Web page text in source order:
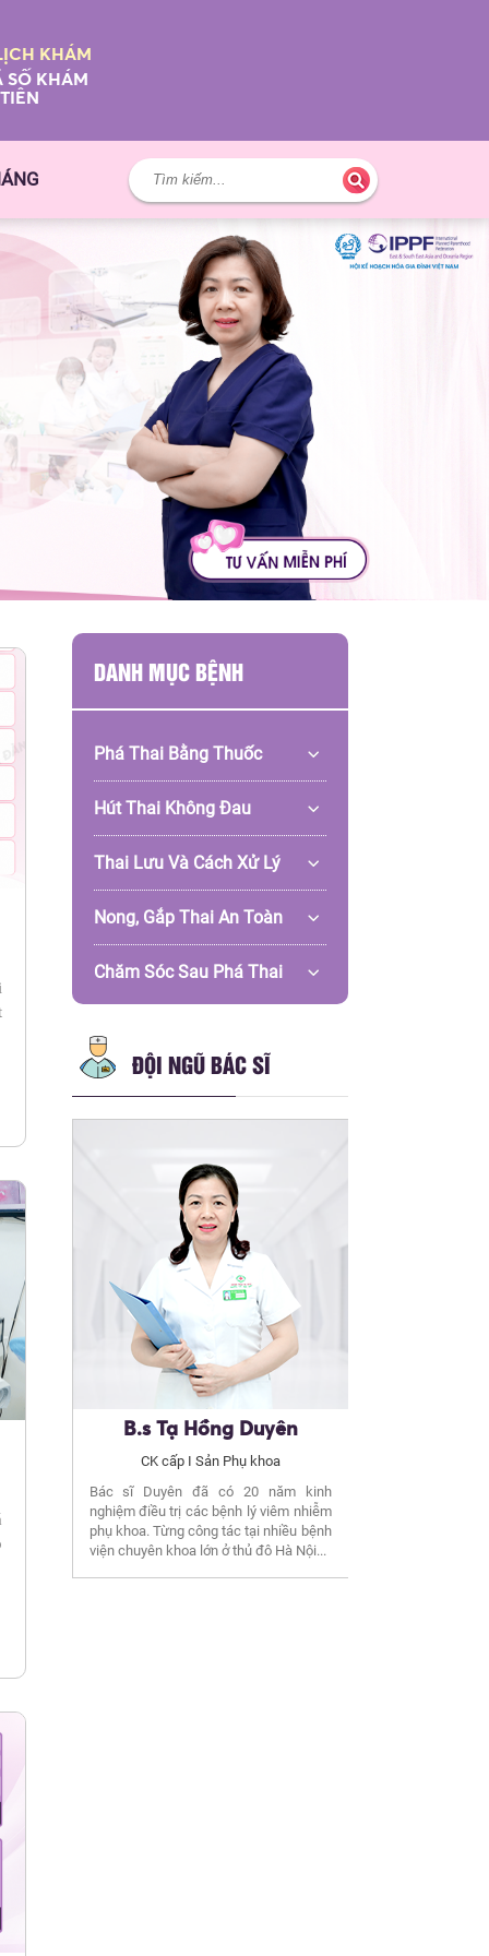
KHÁM
SỐ KHÁM
DANH MỤC BỆNH
Phá Thai Bằng Thuốc
Hút Thai Không Đau
Thai Lưu Và Cách Xử Lý
Nong, Gắp Thai An Toàn
Chăm Sóc Sau Phá Thai
ĐỘI NGŨ BÁC SĨ
B.s Tạ Hồng Duyên
CK cấp I Sản Phụ khoa
Bác sĩ Duyên đã có 20 năm kinh
nghiệm điều trị các bệnh lý viêm nhiễm
phụ khoa. Từng công tác tại nhiều bệnh
viện chuyên khoa lớn ở thủ đô Hà Nội...